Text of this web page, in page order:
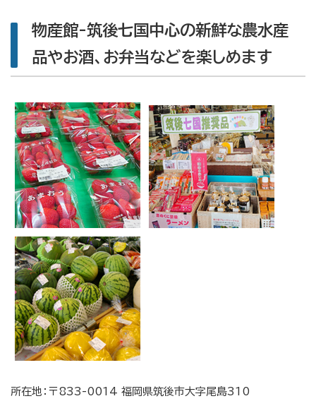
物産館-筑後七国中心の新鮮な農水産
品やお酒、お弁当などを楽しめます
所在地： 〒833-0014 福岡県筑後市大字尾島310